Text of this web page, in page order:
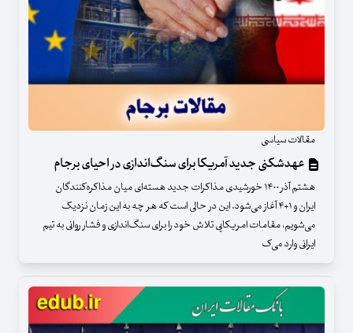
مقالات سیاسی
عهدشکنی جدید آمریکا برای سنگ‌اندازی در احیای برجام
هشتم آذر ۱۴۰۰ خورشیدی مذاکرات جدید هسته‌ای میان مذاکره‌کنندگان
ایران و ۱+۴ آغاز می‌شود. این در حالی است که هر چه به این زمان نزدیک
می‌شویم، مقامات امریکایی تلاش خود را برای سنگ‌اندازی و فشار روانی به تیم
ایرانی وارد می‌ک